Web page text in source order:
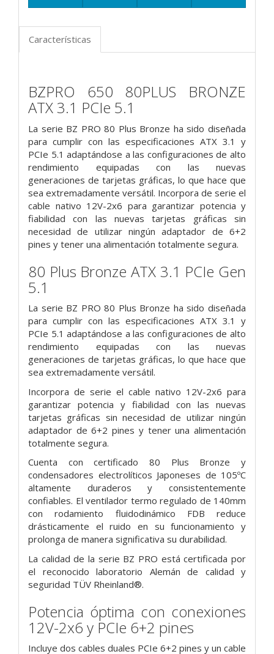
Características
BZPRO 650 80PLUS BRONZE
ATX 3.1 PCIe 5.1
La serie BZ PRO 80 Plus Bronze ha sido diseñada
para cumplir con las especificaciones ATX 3.1 y
PCIe 5.1 adaptándose a las configuraciones de alto
rendimiento equipadas con las nuevas
generaciones de tarjetas gráficas, lo que hace que
sea extremadamente versátil. Incorpora de serie el
cable nativo 12V-2x6 para garantizar potencia y
fiabilidad con las nuevas tarjetas gráficas sin
necesidad de utilizar ningún adaptador de 6+2
pines y tener una alimentación totalmente segura.
80 Plus Bronze ATX 3.1 PCIe Gen
5.1
La serie BZ PRO 80 Plus Bronze ha sido diseñada
para cumplir con las especificaciones ATX 3.1 y
PCIe 5.1 adaptándose a las configuraciones de alto
rendimiento equipadas con las nuevas
generaciones de tarjetas gráficas, lo que hace que
sea extremadamente versátil.
Incorpora de serie el cable nativo 12V-2x6 para
garantizar potencia y fiabilidad con las nuevas
tarjetas gráficas sin necesidad de utilizar ningún
adaptador de 6+2 pines y tener una alimentación
totalmente segura.
Cuenta con certificado 80 Plus Bronze y
condensadores electrolíticos Japoneses de 105ºC
altamente duraderos y consistentemente
confiables. El ventilador termo regulado de 140mm
con rodamiento fluidodinámico FDB reduce
drásticamente el ruido en su funcionamiento y
prolonga de manera significativa su durabilidad.
La calidad de la serie BZ PRO está certificada por
el reconocido laboratorio Alemán de calidad y
seguridad TÜV Rheinland®.
Potencia óptima con conexiones
12V-2x6 y PCIe 6+2 pines
Incluye dos cables duales PCIe 6+2 pines y un cable